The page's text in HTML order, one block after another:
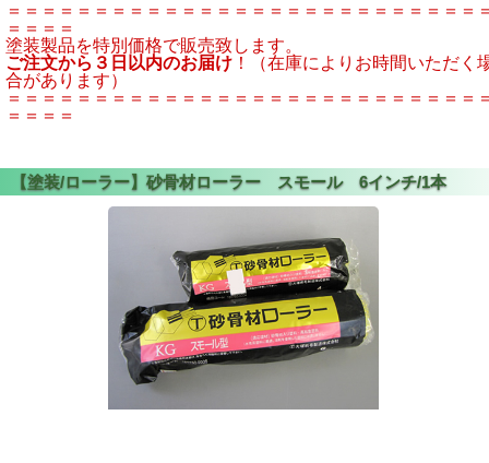
＝＝＝＝＝＝＝＝＝＝＝＝＝＝＝＝＝＝＝＝＝＝＝＝＝＝＝
＝＝＝＝
塗装製品を特別価格で販売致します。
ご注文から３日以内のお届け ！（在庫によりお時間いただく
合があります）
＝＝＝＝＝＝＝＝＝＝＝＝＝＝＝＝＝＝＝＝＝＝＝＝＝＝＝
＝＝＝＝